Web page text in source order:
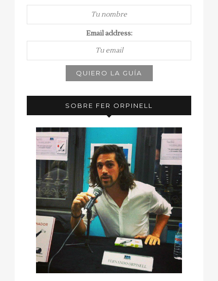
Email address:
SOBRE FER ORPINELL